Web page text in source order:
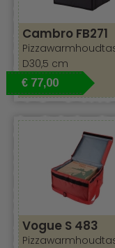
Cambro FB271
D30,5 cm
€ 77,00
Vogue S 483